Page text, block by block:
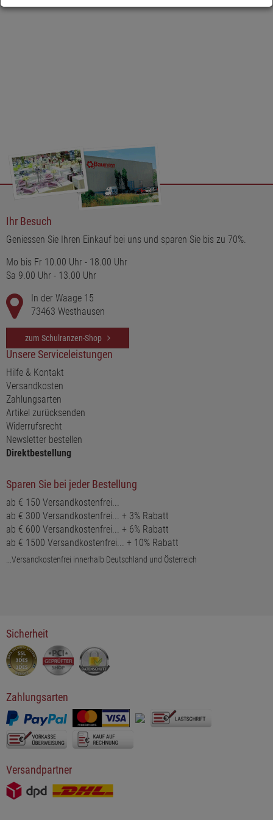
oder dekorativen Kerzenständern verwendet werden und sind ein
Ihr Besuch
Geniessen Sie Ihren Einkauf bei uns und sparen Sie bis zu 70%.
Mo bis Fr 10.00 Uhr - 18.00 Uhr
Sa 9.00 Uhr - 13.00 Uhr
In der Waage 15
73463 Westhausen
zum Schulranzen-Shop
Unsere Serviceleistungen
Hilfe & Kontakt
Versandkosten
Zahlungsarten
Artikel zurücksenden
Widerrufsrecht
Newsletter bestellen
Direktbestellung
Sparen Sie bei jeder Bestellung
ab € 150 Versandkostenfrei...
ab € 300 Versandkostenfrei... + 3% Rabatt
ab € 600 Versandkostenfrei... + 6% Rabatt
ab € 1500 Versandkostenfrei... + 10% Rabatt
...Versandkostenfrei innerhalb Deutschland und Österreich
Sicherheit
Zahlungsarten
Versandpartner